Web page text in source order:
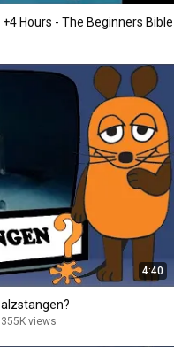
+4 Hours - The Beginners Bible
4:40
355K views